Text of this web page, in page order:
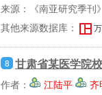
来源：《南亚研究季刊
其他来源数据库：
8 甘肃省某医学院
作者：
江陆平 齐